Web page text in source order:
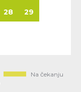
28 29
Na čekanju